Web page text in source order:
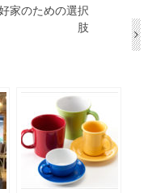
家のための選択
肢